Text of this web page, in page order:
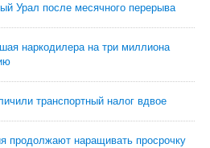
Урал после месячного перерыва
наркодилера на три миллиона
транспортный налог вдвое
продолжают наращивать просрочку